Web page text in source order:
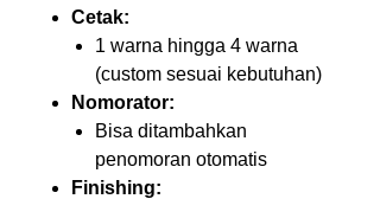
Cetak:
1 warna hingga 4 warna
(custom sesuai kebutuhan)
Nomorator:
Bisa ditambahkan
penomoran otomatis
Finishing: